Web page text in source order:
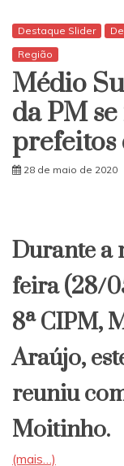
Destaque Slider
Região
Médio
da PM
prefeitos
28 de maio de 2020
Durante a
feira (28/
8ª CIPM,
Araújo,
reuniu
Moitinho.
(mais…)